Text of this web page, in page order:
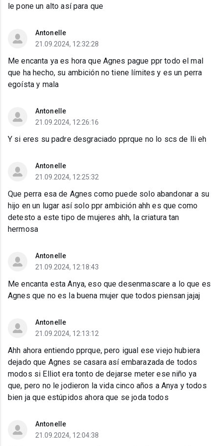
le pone un alto así para que
Antonelle
21.09.2024, 12:32:28
Me encanta ya es hora que Agnes pague ppr todo el mal
que ha hecho, su ambición no tiene límites y es un perra
egoísta y mala
Antonelle
21.09.2024, 12:26:16
Y si eres su padre desgraciado pprque no lo scs de lli eh
Antonelle
21.09.2024, 12:25:32
Que perra esa de Agnes como puede solo abandonar a su
hijo en un lugar así solo ppr ambición ahh es que como
detesto a este tipo de mujeres ahh, la criatura tan
hermosa
Antonelle
21.09.2024, 12:18:43
Me encanta esta Anya, eso que desenmascare a lo que es
Agnes que no es la buena mujer que todos piensan jajaj
Antonelle
21.09.2024, 12:13:12
Ahh ahora entiendo pprque, pero igual ese viejo hubiera
dejado que Agnes se casara así embarazada de todos
modos si Elliot era tonto de dejarse meter ese niño ya
que, pero no le jodieron la vida cinco años a Anya y todos
bien ja que estúpidos ahora que se joda todos
Antonelle
21.09.2024, 12:04:38